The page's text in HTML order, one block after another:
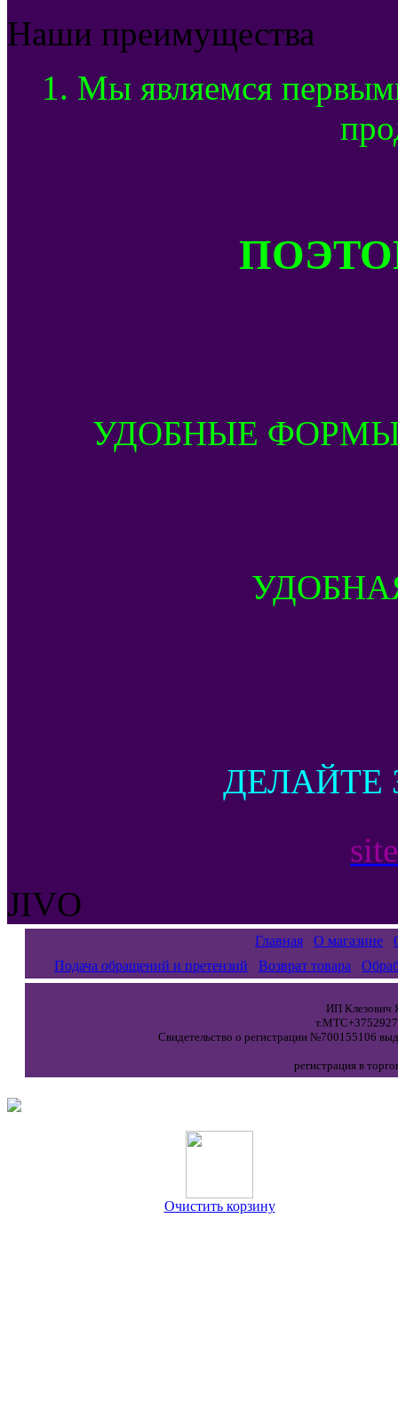
Наши преимущества
1. Мы являемся
УДОБНЫЕ
ДЕЛАЙТЕ
JIVO
Главная О магазине
Подача обращений и претензий
Возврат товара
ИП Клезович
Свидетельство о регистрации №700155106
регистрация в
Очистить корзину